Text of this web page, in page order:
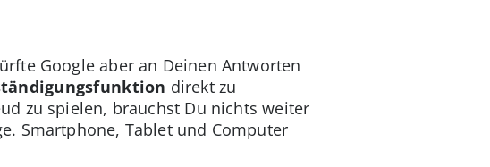
Google aber an Deinen Antworten
direkt zu
zu spielen, brauchst Du nichts weiter
Smartphone, Tablet und Computer